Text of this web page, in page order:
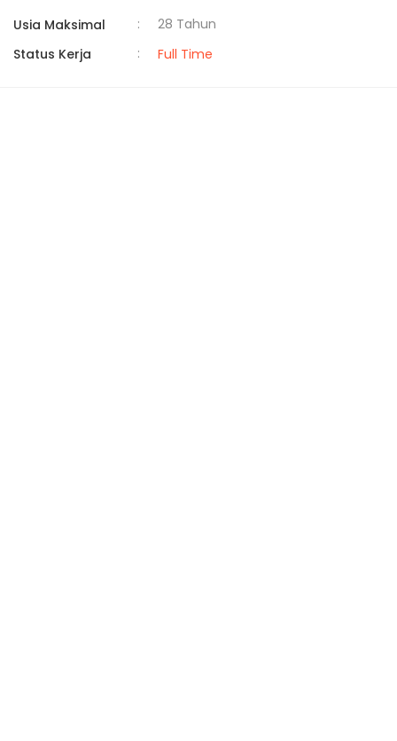
Usia Maksimal :
28 Tahun
Status Kerja
: Full Time